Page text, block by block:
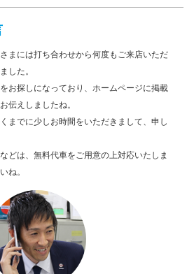
まには打ち合わせから何度もご来店いただ
した。
お探しになっており、ホームページに掲載
伝えしましたね。
までに少しお時間をいただきまして、申し
どは、無料代車をご用意の上対応いたしま
ね。